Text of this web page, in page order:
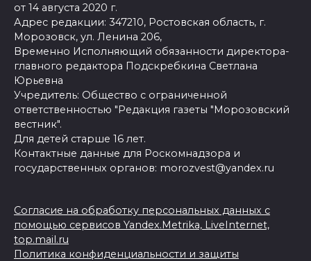
от 14 августа 2020 г.
Адрес редакции: 347210, Ростовская область, г.
Морозовск, ул. Ленина 206,
Временно Исполняющий обязанности директора-
главного редактора Подскребкина Светлана
Юрьевна
Учредитель: Общество с ограниченной
ответственностью "Редакция газеты "Морозовский
вестник".
Для детей старше 16 лет.
Контактные данные для Роскомнадзора и
государственных органов: morozvest@yandex.ru
Согласие на обработку персональных данных с
помощью сервисов Yandex.Metrika, LiveInternet,
top.mail.ru
Политика конфиденциальности и защиты